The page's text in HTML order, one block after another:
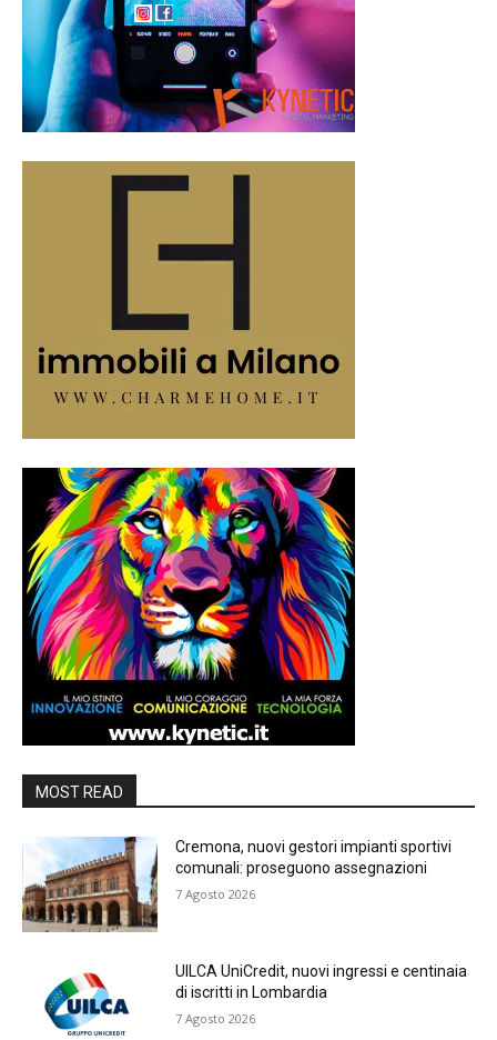
MOST READ
Cremona, nuovi gestori impianti sportivi
comunali: proseguono assegnazioni
7 Agosto 2026
UILCA UniCredit, nuovi ingressi e centinaia
di iscritti in Lombardia
7 Agosto 2026